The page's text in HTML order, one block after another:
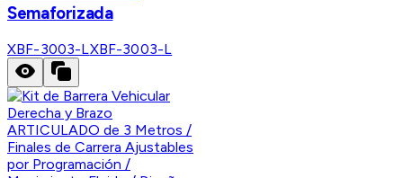
Semaforizada
XBF-3003-LXBF-3003-L